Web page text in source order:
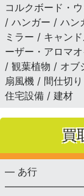
コルクボード・
/ ハンガー / ハン
ミラー / キャン
ーザー・アロマ
/ 観葉植物 / オブ
扇風機 / 間仕切
住宅設備 / 建材
買
— あ行